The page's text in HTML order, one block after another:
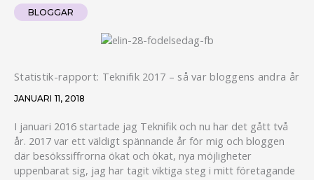
BLOGGAR
Statistik-rapport: Teknifik 2017 – så var bloggens andra år
JANUARI 11, 2018
I januari 2016 startade jag Teknifik och nu har det gått två
år. 2017 var ett väldigt spännande år för mig och bloggen
där besökssiffrorna ökat och ökat, nya möjligheter
uppenbarat sig, jag har tagit viktiga steg i mitt företagande